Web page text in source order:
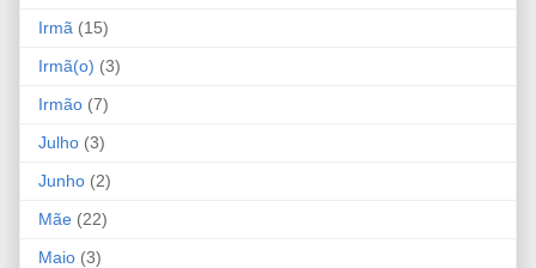
Irmã (15)
Irmã(o) (3)
Irmão (7)
Julho (3)
Junho (2)
Mãe (22)
Maio (3)